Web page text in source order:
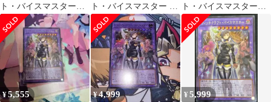
ト・バイスマスター
オーバーフレーム
ト・バイスマスター オ
ーバーフレーム 1枚
ト・バイスマスター
オーバーフレーム b
¥5,555 ¥4,999 ¥5,999